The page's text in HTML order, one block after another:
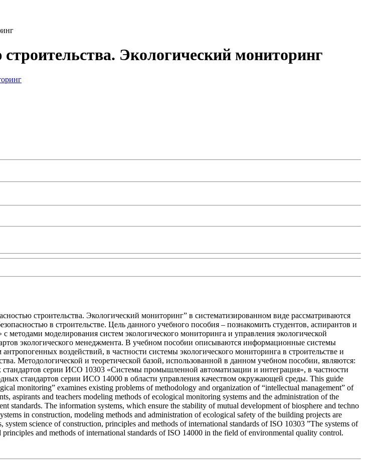
Экологический мониторинг
строительства. Экологический мониторинг” в систематизированном виде рассматриваются
в строительстве. Цель данного учебного пособия – познакомить студентов, аспирантов и
методами моделирования систем экологического мониторинга и управления экологической
экологического менеджмента. В учебном пособии описываются информационные системы
воздействий, в частности системы экологического мониторинга в строительстве и
Методологической и теоретической базой, использованной в данном учебном пособии, являются:
серии ИСО 10303 «Системы промышленной автоматизации и интеграция», в частности
стандартов серии ИСО 14000 в области управления качеством окружающей среды. This guide
monitoring” examines existing problems of methodology and organization of “intellectual management” of
aspirants and teachers modeling methods of ecological monitoring systems and the administration of the
standards. The information systems, which ensure the stability of mutual development of biosphere and techno
in construction, modeling methods and administration of ecological safety of the building projects are
science of construction, principles and methods of international standards of ISO 10303 ”The systems of
and methods of international standards of ISO 14000 in the field of environmental quality control.